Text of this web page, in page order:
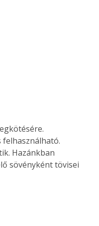
Hazánkban
sövényként tövisei